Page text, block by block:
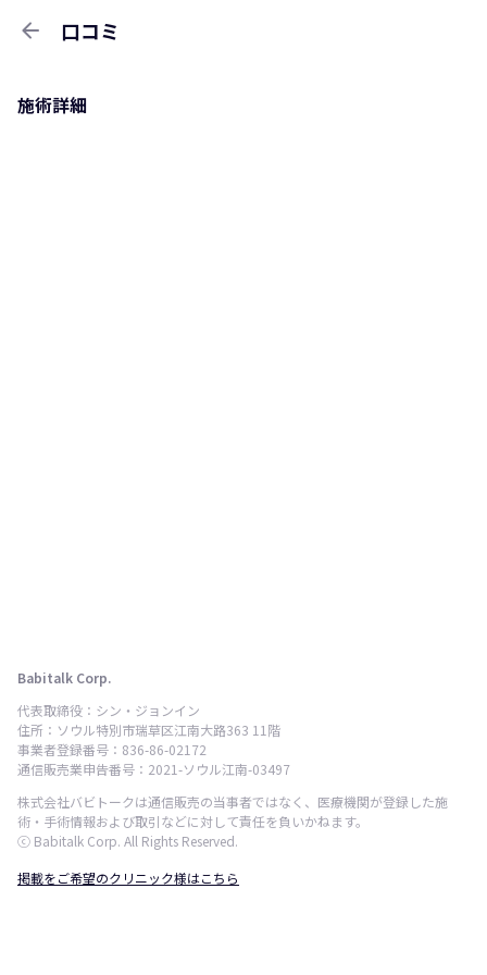
arrow_back 口コミ
施術詳細
Babitalk Corp.
代表取締役：シン・ジョンイン
住所：ソウル特別市瑞草区江南大路363 11階
事業者登録番号：836-86-02172
通信販売業申告番号：2021-ソウル江南-03497
株式会社バビトークは通信販売の当事者ではなく、医療機関が登録した施
術・手術情報および取引などに対して責任を負いかねます。
ⓒ Babitalk Corp. All Rights Reserved.
掲載をご希望のクリニック様はこちら